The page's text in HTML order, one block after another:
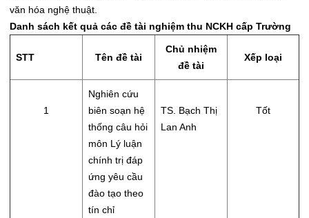
văn hóa nghệ thuật.
Danh sách kết quả các đề tài nghiệm thu NCKH cấp Trường
STT Tên đề tài
Chủ nhiệm
đề tài
Xếp loại
1
Nghiên cứu
biên soạn hệ
thống câu hỏi
môn Lý luận
chính trị đáp
ứng yêu cầu
đào tạo theo
tín chỉ
TS. Bạch Thị
Lan Anh
Tốt